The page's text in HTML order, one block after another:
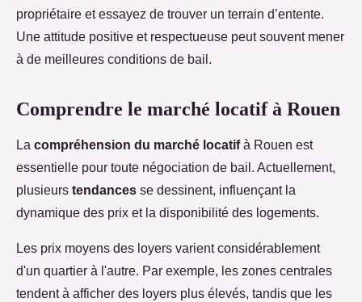
propriétaire et essayez de trouver un terrain d’entente.
Une attitude positive et respectueuse peut souvent mener
à de meilleures conditions de bail.
Comprendre le marché locatif à Rouen
La compréhension du marché locatifà Rouen est
essentielle pour toute négociation de bail. Actuellement,
plusieurs tendances se dessinent, influençant la
dynamique des prix et la disponibilité des logements.
Les prix moyens des loyers varient considérablement
d'un quartier à l'autre. Par exemple, les zones centrales
tendent à afficher des loyers plus élevés, tandis que les